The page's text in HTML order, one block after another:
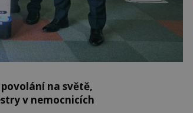
na světě,
v nemocnicích